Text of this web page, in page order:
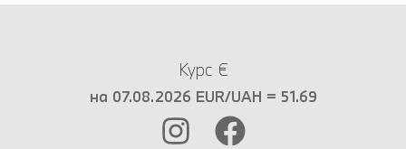
Курс €
на 07.08.2026 EUR/UAH = 51.69